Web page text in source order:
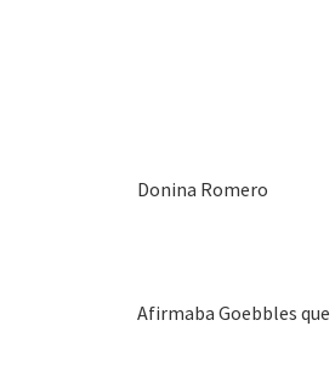
Donina Romero
Afirmaba Goebbles que